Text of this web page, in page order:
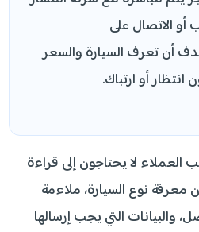
أو الاتصال على
أن تعرف السيارة والسعر
انتظار أو ارتباك.
العملاء لا يحتاجون إلى قراءة
معرفة نوع السيارة، ملاءمة
والبيانات التي يجب إرسالها